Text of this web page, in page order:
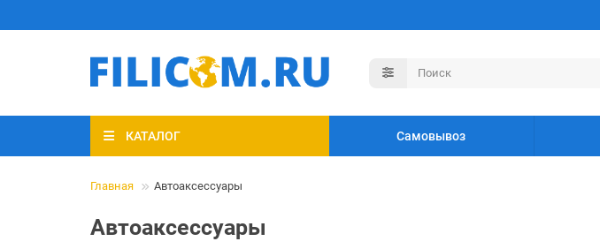
КАТАЛОГ Самовывоз
Главная Автоаксессуары
Автоаксессуары